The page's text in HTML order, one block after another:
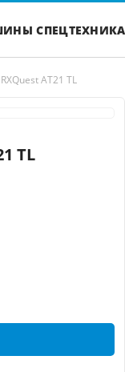
СПЕЦТЕХНИКА
AT21 TL
TL